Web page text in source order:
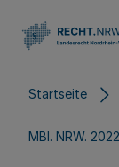
Startseite
MBl. NRW.